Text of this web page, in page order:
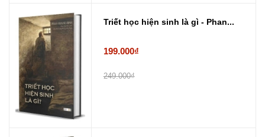
Triết học hiện sinh là gì - Phan...
199.000₫
249.000₫